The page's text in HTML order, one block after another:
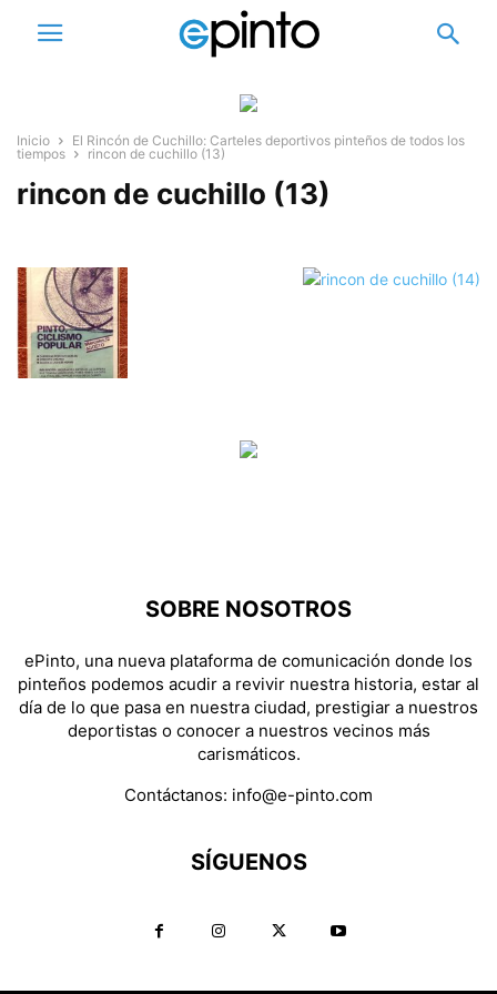
Inicio
El Rincón de Cuchillo: Carteles deportivos pinteños de todos los
tiempos
rincon de cuchillo (13)
rincon de cuchillo (13)
SOBRE NOSOTROS
ePinto, una nueva plataforma de comunicación donde los
pinteños podemos acudir a revivir nuestra historia, estar al
día de lo que pasa en nuestra ciudad, prestigiar a nuestros
deportistas o conocer a nuestros vecinos más
carismáticos.
Contáctanos: info@e-pinto.com
SÍGUENOS